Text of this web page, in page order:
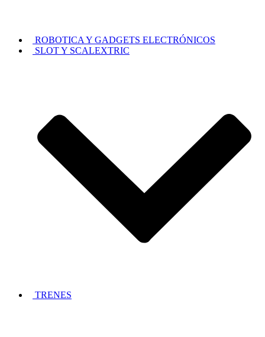
ROBOTICA Y GADGETS ELECTRÓNICOS
SLOT Y SCALEXTRIC
TRENES